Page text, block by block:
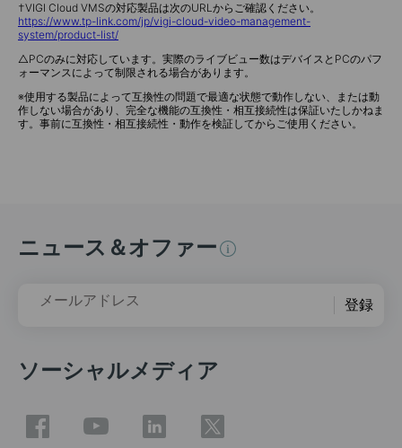
†VIGI Cloud VMSの対応製品は次のURLからご確認ください。
https://www.tp-link.com/jp/vigi-cloud-video-management-
system/product-list/
△PCのみに対応しています。実際のライブビュー数はデバイスとPCのパフ
ォーマンスによって制限される場合があります。
※使用する製品によって互換性の問題で最適な状態で動作しない、または動
作しない場合があり、完全な機能の互換性・相互接続性は保証いたしかねま
す。事前に互換性・相互接続性・動作を検証してからご使用ください。
ニュース＆オファー
メールアドレス 登録
ソーシャルメディア